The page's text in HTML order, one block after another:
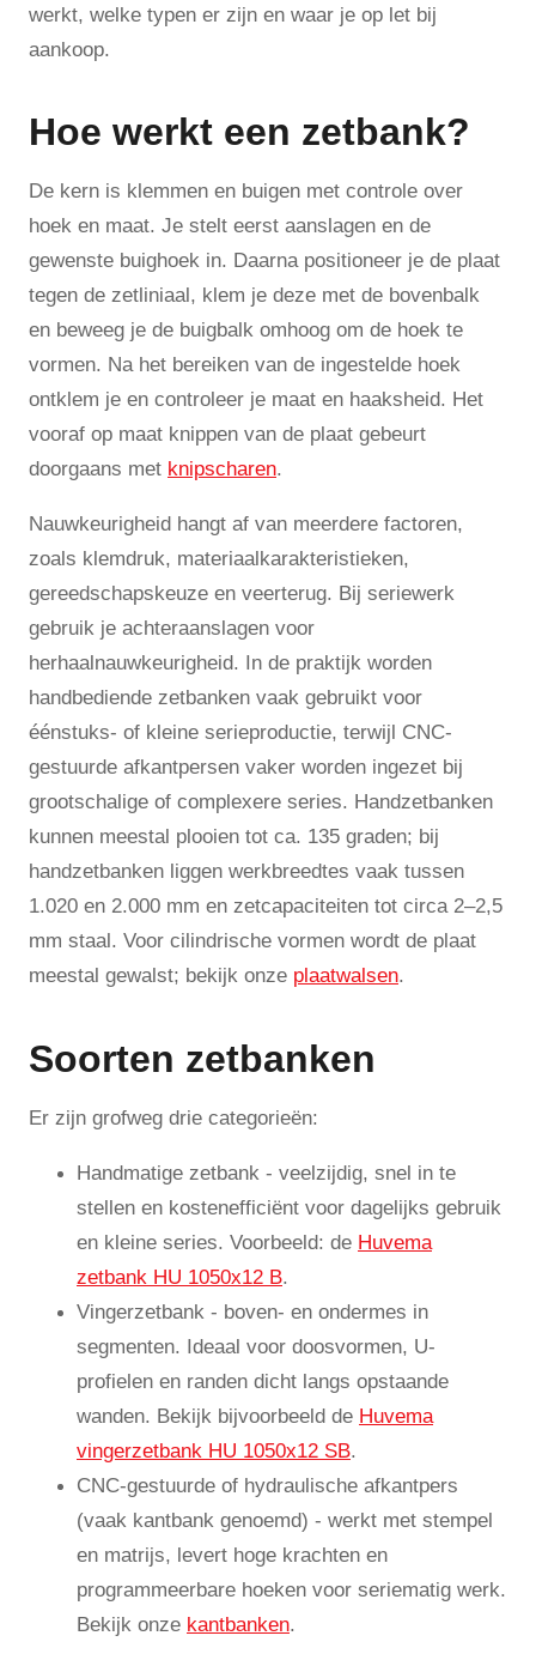
werkt, welke typen er zijn en waar je op let bij
aankoop.
Hoe werkt een zetbank?
De kern is klemmen en buigen met controle over
hoek en maat. Je stelt eerst aanslagen en de
gewenste buighoek in. Daarna positioneer je de plaat
tegen de zetliniaal, klem je deze met de bovenbalk
en beweeg je de buigbalk omhoog om de hoek te
vormen. Na het bereiken van de ingestelde hoek
ontklem je en controleer je maat en haaksheid. Het
vooraf op maat knippen van de plaat gebeurt
doorgaans met knipscharen.
Nauwkeurigheid hangt af van meerdere factoren,
zoals klemdruk, materiaalkarakteristieken,
gereedschapskeuze en veerterug. Bij seriewerk
gebruik je achteraanslagen voor
herhaalnauwkeurigheid. In de praktijk worden
handbediende zetbanken vaak gebruikt voor
éénstuks- of kleine serieproductie, terwijl CNC-
gestuurde afkantpersen vaker worden ingezet bij
grootschalige of complexere series. Handzetbanken
kunnen meestal plooien tot ca. 135 graden; bij
handzetbanken liggen werkbreedtes vaak tussen
1.020 en 2.000 mm en zetcapaciteiten tot circa 2–2,5
mm staal. Voor cilindrische vormen wordt de plaat
meestal gewalst; bekijk onze plaatwalsen.
Soorten zetbanken
Er zijn grofweg drie categorieën:
Handmatige zetbank - veelzijdig, snel in te
stellen en kostenefficiënt voor dagelijks gebruik
en kleine series. Voorbeeld: de Huvema
zetbank HU 1050x12 B.
Vingerzetbank - boven- en ondermes in
segmenten. Ideaal voor doosvormen, U-
profielen en randen dicht langs opstaande
wanden. Bekijk bijvoorbeeld de Huvema
vingerzetbank HU 1050x12 SB.
CNC-gestuurde of hydraulische afkantpers
(vaak kantbank genoemd) - werkt met stempel
en matrijs, levert hoge krachten en
programmeerbare hoeken voor seriematig werk.
Bekijk onze kantbanken.